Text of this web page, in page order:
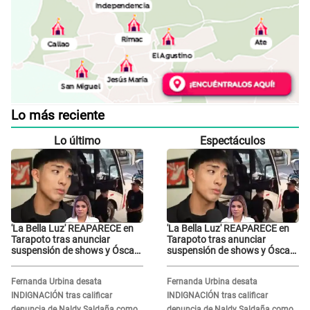
Lo más reciente
Lo último
'La Bella Luz' REAPARECE en
Tarapoto tras anunciar
suspensión de shows y Óscar
Fernanda Urbina desata
INDIGNACIÓN tras calificar
Espectáculos
'La Bella Luz' REAPARECE en
Tarapoto tras anunciar
suspensión de shows y Óscar
Fernanda Urbina desata
INDIGNACIÓN tras calificar